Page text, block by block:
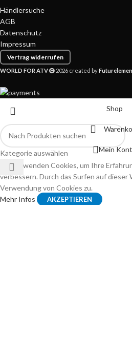
Händlersuche
AGB
Datenschutz
Impressum
Vertrag widerrufen
WORLD FOR ATV 2026 created by
Kategorie auswählen
Shop
Mein
Wir verwenden Cookies, um Ihre
verbessern. Durch das Surfen auf
Verwendung von Cookies zu.
Mehr Infos
AKZEPTIEREN